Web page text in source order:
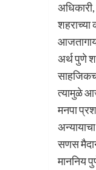
शहराच्या
अर्थ पुणे
साहजिकच
त्यामुळे
मनपा
सणस
माननिय